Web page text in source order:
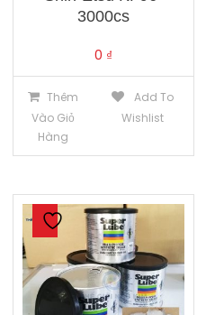
3000cs
0 ₫
Thêm
Vào Giỏ
Hàng
Add To
Wishlist